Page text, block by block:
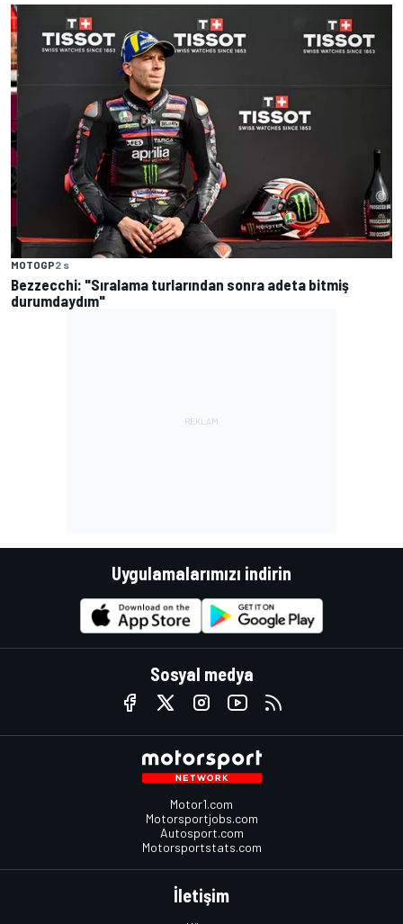
MOTOGP2 s
Bezzecchi: "Sıralama turlarından sonra adeta bitmiş
durumdaydım"
Uygulamalarımızı indirin
Sosyal medya
Motor1.com
Motorsportjobs.com
Autosport.com
Motorsportstats.com
İletişim